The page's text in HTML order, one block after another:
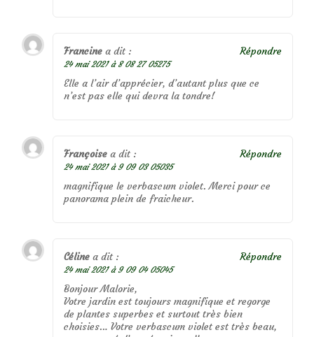
Francine a dit :
24 mai 2021 à 8 08 27 05275
Elle a l’air d’apprécier, d’autant plus que ce
n’est pas elle qui devra la tondre!
Répondre
Françoise a dit :
24 mai 2021 à 9 09 03 05035
magnifique le verbascum violet. Merci pour ce
panorama plein de fraicheur.
Répondre
Céline a dit :
24 mai 2021 à 9 09 04 05045
Bonjour Malorie,
Votre jardin est toujours magnifique et regorge
de plantes superbes et surtout très bien
choisies… Votre verbascum violet est très beau,
Répondre